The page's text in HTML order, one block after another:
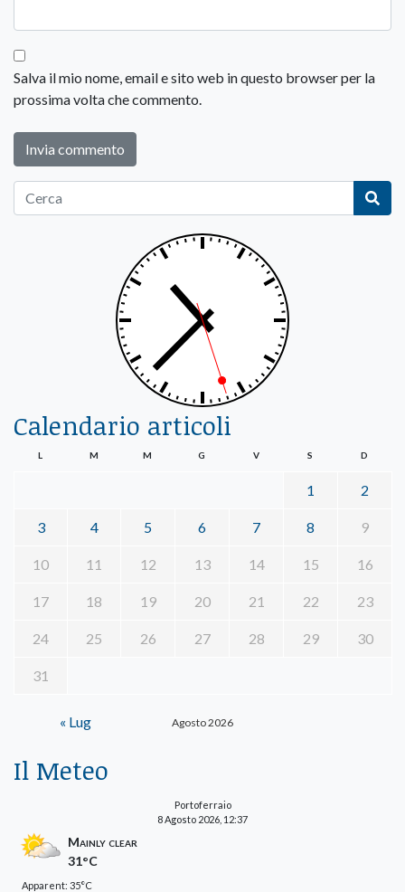
Salva il mio nome, email e sito web in questo browser per la
prossima volta che commento.
Calendario articoli
Agosto 2026
L M M G V S D
1 2
3 4 5 6 7 8 9
10 11 12 13 14 15 16
17 18 19 20 21 22 23
24 25 26 27 28 29 30
31
« Lug
Il Meteo
Portoferraio
8 Agosto 2026, 12:37
Mainly clear
31°C
Apparent: 35°C